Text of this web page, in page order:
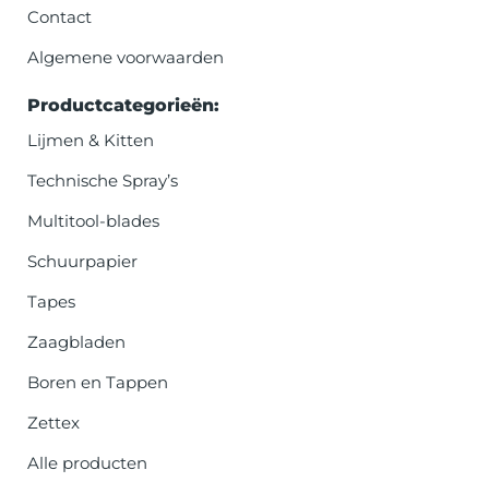
Contact
Algemene voorwaarden
Productcategorieën:
Lijmen & Kitten
Technische Spray’s
Multitool-blades
Schuurpapier
Tapes
Zaagbladen
Boren en Tappen
Zettex
Alle producten